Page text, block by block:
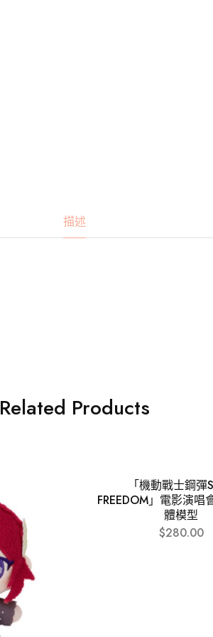
描述
Related Products
「機動戰士鋼彈
FREEDOM」電影演唱
體模型
$280.00